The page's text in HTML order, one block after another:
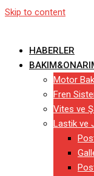
Skip to content
HABERLER
Motor
Fren
Vites ve
Lastik ve